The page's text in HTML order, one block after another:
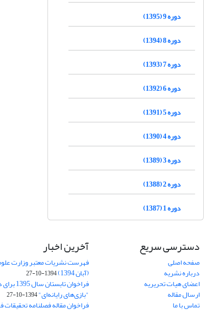
دوره 9 (1395)
دوره 8 (1394)
دوره 7 (1393)
دوره 6 (1392)
دوره 5 (1391)
دوره 4 (1390)
دوره 3 (1389)
دوره 2 (1388)
دوره 1 (1387)
دسترسی سریع
صفحه اصلی
درباره نشریه
اعضای هیات تحریریه
ارسال مقاله
تماس با ما
آخرین اخبار
فهرست نشریات معتبر وزارت
(آبان 1394) 1394-10-27
فراخوان
"بازی‌های رایانه‌ای"1394-10-27